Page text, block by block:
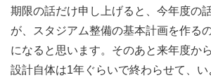
期限の話だけ申し上げると、今年度の
が、スタジアム整備の基本計画を作る
になると思います。そのあと来年度か
設計自体は1年ぐらいで終わらせて、